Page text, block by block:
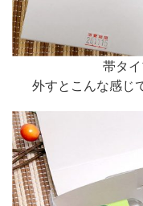
帯タ
外すとこんな感じ